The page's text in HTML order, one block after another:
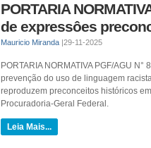
PORTARIA
de expressôes
Mauricio Miranda |29-11-2025
PORTARIA NORMATIVA PGF/AGU
prevenção do uso de linguagem
reproduzem preconceitos históricos
Procuradoria-Geral Federal.
Leia Mais...